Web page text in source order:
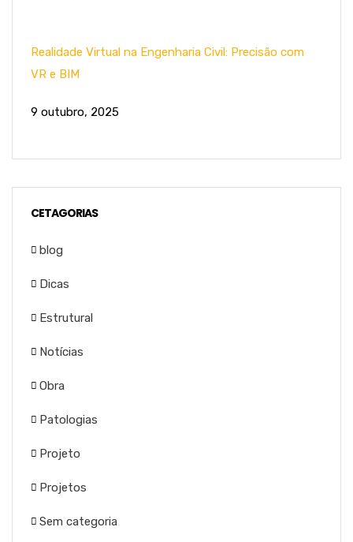
Realidade Virtual na Engenharia Civil: Precisão com
VR e BIM
9 outubro, 2025
CETAGORIAS
blog
Dicas
Estrutural
Notícias
Obra
Patologias
Projeto
Projetos
Sem categoria